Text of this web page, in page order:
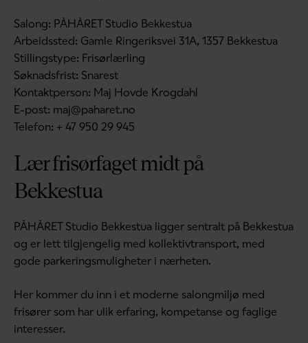
Salong: PÅHÅRET Studio Bekkestua
Arbeidssted: Gamle Ringeriksvei 31A, 1357 Bekkestua
Stillingstype: Frisørlærling
Søknadsfrist: Snarest
Kontaktperson: Maj Hovde Krogdahl
E-post: maj@paharet.no
Telefon: + 47 950 29 945
Lær frisørfaget midt på
Bekkestua
PÅHÅRET Studio Bekkestua ligger sentralt på Bekkestua
og er lett tilgjengelig med kollektivtransport, med
gode parkeringsmuligheter i nærheten.
Her kommer du inn i et moderne salongmiljø med
frisører som har ulik erfaring, kompetanse og faglige
interesser.